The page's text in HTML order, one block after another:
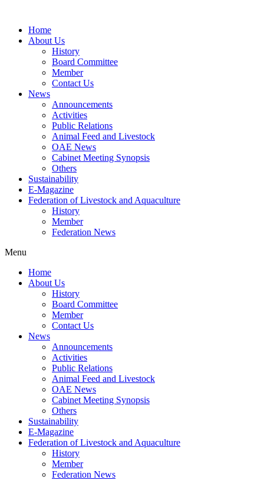
Home
About Us
History
Board Committee
Member
Contact Us
News
Announcements
Activities
Public Relations
Animal Feed and Livestock
OAE News
Cabinet Meeting Synopsis
Others
Sustainability
E-Magazine
Federation of Livestock and Aquaculture
History
Member
Federation News
Menu
Home
About Us
History
Board Committee
Member
Contact Us
News
Announcements
Activities
Public Relations
Animal Feed and Livestock
OAE News
Cabinet Meeting Synopsis
Others
Sustainability
E-Magazine
Federation of Livestock and Aquaculture
History
Member
Federation News